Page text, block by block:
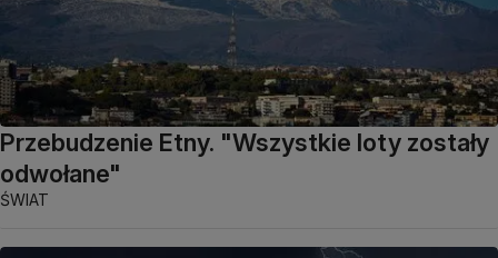
Przebudzenie Etny. "Wszystkie loty zostały
odwołane"
ŚWIAT